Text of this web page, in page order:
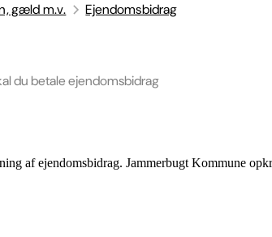
gæld m.v. Ejendomsbidrag
du betale ejendomsbidrag
af ejendomsbidrag. Jammerbugt Kommune